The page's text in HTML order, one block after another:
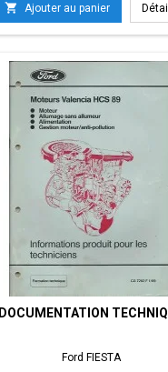
 Ajouter au panier
DOCUMENTATION
Ford FIESTA